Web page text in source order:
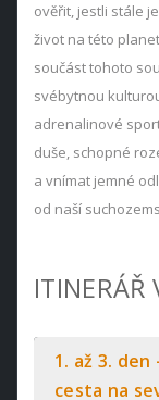
ověřit, jestli stále
život na této
součást tohoto
svébytnou
adrenalinové
duše, schopné
a vnímat jemné
od naší
ITINERÁŘ
1. až 3.
cesta na